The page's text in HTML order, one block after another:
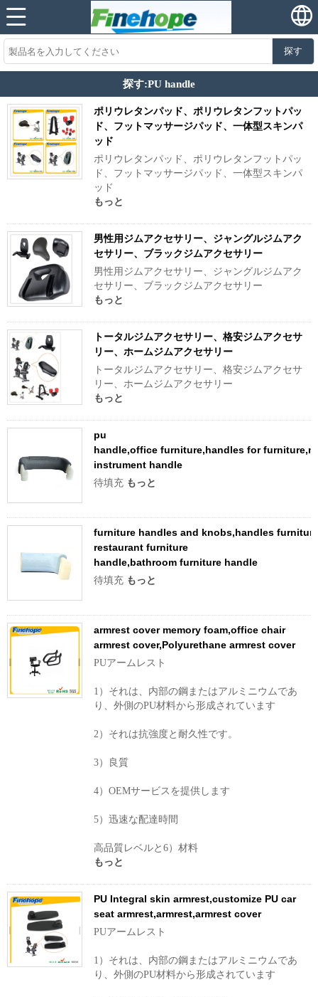
探す
探す:PU handle
ポリウレタンパッド、ポリウレタンフットパッ
ド、フットマッサージパッド、一体型スキンパ
ッド
ポリウレタンパッド、ポリウレタンフットパッ
ド、フットマッサージパッド、一体型スキンパ
ッド
もっと
男性用ジムアクセサリー、ジャングルジムアク
セサリー、ブラックジムアクセサリー
男性用ジムアクセサリー、ジャングルジムアク
セサリー、ブラックジムアクセサリー
もっと
トータルジムアクセサリー、格安ジムアクセサ
リー、ホームジムアクセサリー
トータルジムアクセサリー、格安ジムアクセサ
リー、ホームジムアクセサリー
もっと
pu
handle,office furniture,handles for
instrument handle
待填充 もっと
furniture handles and knobs,handles
restaurant furniture
handle,bathroom furniture handle
待填充 もっと
armrest cover memory foam,office chair
armrest cover,Polyurethane armrest cover
PUアームレスト
1）それは、内部​​の鋼またはアルミニウムであ
り、外側のPU材料から形成されています
2）それは抗強度と耐久性です。
3）良質
4）OEMサービスを提供します
5）迅速な配達時間
高品質レベルと6）材料
もっと
PU Integral skin armrest,customize PU car
seat armrest,armrest,armrest cover
PUアームレスト
1）それは、内部​​の鋼またはアルミニウムであ
り、外側のPU材料から形成されています